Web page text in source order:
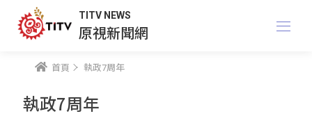
TITV NEWS
原視新聞網
首頁 執政7周年
執政7周年